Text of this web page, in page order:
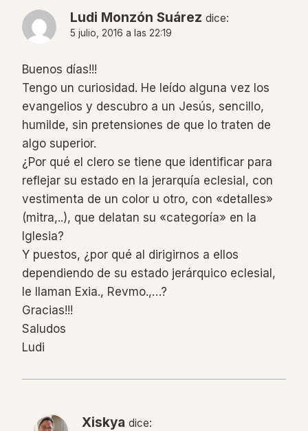
Ludi Monzón Suárez dice:
5 julio, 2016 a las 22:19
Buenos días!!!
Tengo un curiosidad. He leído alguna vez los
evangelios y descubro a un Jesús, sencillo,
humilde, sin pretensiones de que lo traten de
algo superior.
¿Por qué el clero se tiene que identificar para
reflejar su estado en la jerarquía eclesial, con
vestimenta de un color u otro, con «detalles»
(mitra,..), que delatan su «categoría» en la
Iglesia?
Y puestos, ¿por qué al dirigirnos a ellos
dependiendo de su estado jerárquico eclesial,
le llaman Exia., Revmo.,…?
Gracias!!!
Saludos
Ludi
Xiskya dice: